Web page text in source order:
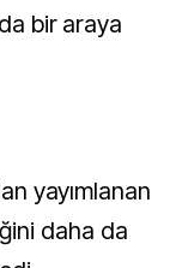
bir araya
yayımlanan
daha da